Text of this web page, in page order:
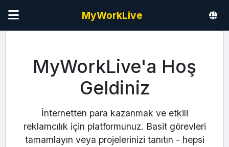
MyWorkLive
MyWorkLive'a Hoş
Geldiniz
İnternetten para kazanmak ve etkili
reklamcılık için platformunuz. Basit görevleri
tamamlayın veya projelerinizi tanıtın - hepsi